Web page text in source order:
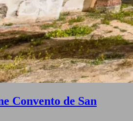
Convento de San